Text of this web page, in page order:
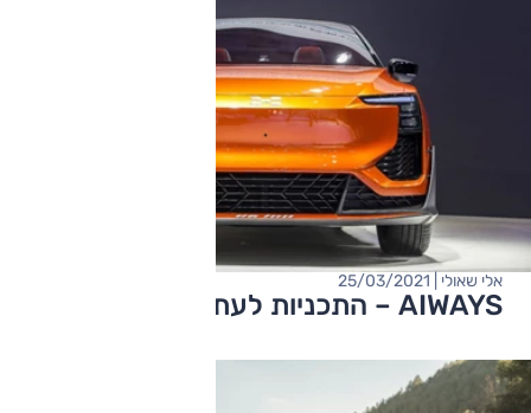
AIWAYS – התכניות לעתיד
אלי שאולי | 25/03/2021